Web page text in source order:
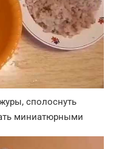
сполоснуть
миниатюрными